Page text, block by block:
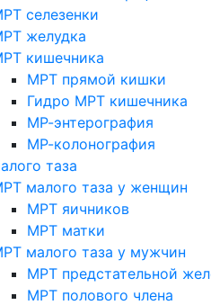
селезенки
желудка
кишечника
МРТ прямой кишки
Гидро МРТ кишечника
МР-энтерография
МР-колонография
таза
малого таза у женщин
МРТ яичников
МРТ матки
малого таза у мужчин
МРТ предстательной
МРТ полового члена